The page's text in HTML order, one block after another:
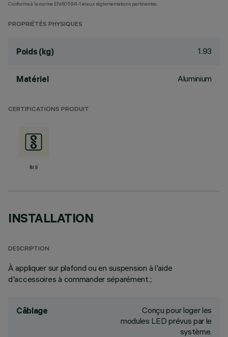
Conforme à la norme EN60598-1 et aux réglementations pertinentes.
PROPRIÉTÉS PHYSIQUES
Poids (kg) 1.93
Matériel Aluminium
CERTIFICATIONS PRODUIT
BIS
INSTALLATION
DESCRIPTION
À appliquer sur plafond ou en suspension à l'aide
d'accessoires à commander séparément.;
Câblage
Conçu pour loger les
modules LED prévus par le
système.